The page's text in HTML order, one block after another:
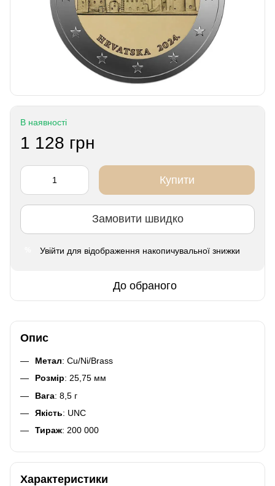
В наявності
1 128 грн
Купити
Замовити швидко
Увійти для відображення накопичувальної знижки
До обраного
Опис
Метал: Cu/Ni/Brass
Розмір: 25,75 мм
Вага: 8,5 г
Якість: UNC
Тираж: 200 000
Характеристики